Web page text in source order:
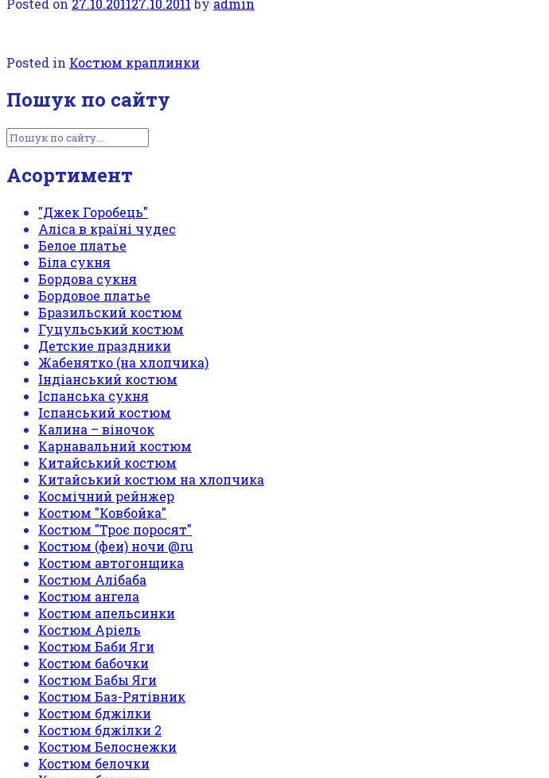
Posted in Костюм краплинки
Пошук по сайту
Асортимент
"Джек Горобець"
Аліса в країні чудес
Белое платье
Біла сукня
Бордова сукня
Бордовое платье
Бразильский костюм
Гуцульський костюм
Детские праздники
Жабенятко (на хлопчика)
Індіанський костюм
Іспанська сукня
Іспанський костюм
Калина – віночок
Карнавальний костюм
Китайський костюм
Китайський костюм на хлопчика
Космічний рейнжер
Костюм "Ковбойка"
Костюм "Троє поросят"
Костюм (феи) ночи @ru
Костюм автогонщика
Костюм Алібаба
Костюм ангела
Костюм апельсинки
Костюм Аріель
Костюм Баби Яги
Костюм бабочки
Костюм Бабы Яги
Костюм Баз-Рятівник
Костюм бджілки
Костюм бджілки 2
Костюм Белоснежки
Костюм белочки